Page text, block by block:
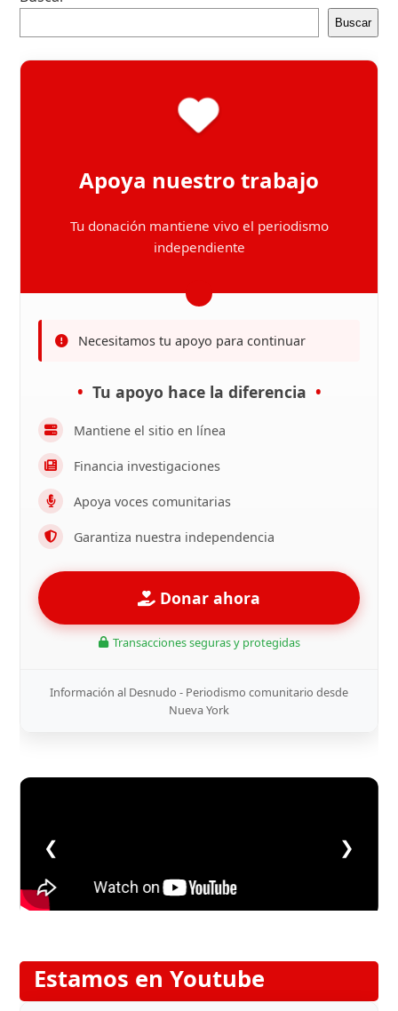
Buscar
Apoya nuestro trabajo
Tu donación mantiene vivo el periodismo
independiente
Necesitamos tu apoyo para continuar
Tu apoyo hace la diferencia
Mantiene el sitio en línea
Financia investigaciones
Apoya voces comunitarias
Garantiza nuestra independencia
Donar ahora
Transacciones seguras y protegidas
Información al Desnudo - Periodismo comunitario desde
Nueva York
❮ ❯
Estamos en Youtube